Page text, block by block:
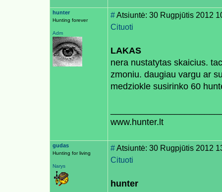
hunter
Hunting forever
Adm
#Atsiuntė: 30 Rugpjūtis 2012
Cituoti
LAKAS
nera nustatytas skaicius.
zmoniu. daugiau vargu ar
medziokle susirinko 60
www.hunter.lt
gudas
Hunting for living
Narys
#Atsiuntė: 30 Rugpjūtis 2012
Cituoti
hunter